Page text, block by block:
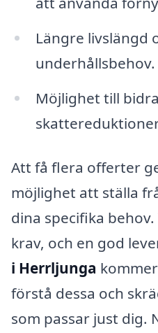
Längre livslängd
underhållsbehov.
Möjlighet till
Att få flera offerter
möjlighet att ställa
dina specifika
krav, och en god
i Herrljunga
förstå dessa och
som passar just dig.